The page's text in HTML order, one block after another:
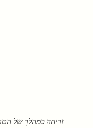
זריחה כמהלך של